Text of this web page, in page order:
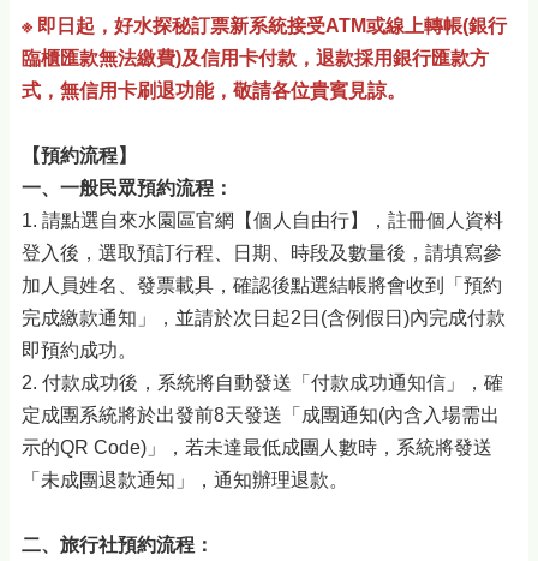
※ 即日起，好水探秘訂票新系統接受ATM或線上轉帳(銀行
臨櫃匯款無法繳費)及信用卡付款，退款採用銀行匯款方
式，無信用卡刷退功能，敬請各位貴賓見諒。
【預約流程】
一、一般民眾預約流程：
1. 請點選自來水園區官網【個人自由行】，註冊個人資料
登入後，選取預訂行程、日期、時段及數量後，請填寫參
加人員姓名、發票載具，確認後點選結帳將會收到「預約
完成繳款通知」，並請於次日起2日(含例假日)內完成付款
即預約成功。
2. 付款成功後，系統將自動發送「付款成功通知信」，確
定成團系統將於出發前8天發送「成團通知(內含入場需出
示的QR Code)」，若未達最低成團人數時，系統將發送
「未成團退款通知」，通知辦理退款。
二、旅行社預約流程：